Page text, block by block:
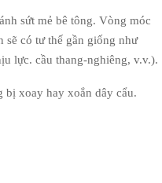
sứt mẻ bê tông. Vòng móc
có tư thế gần giống như
lực. cầu thang-nghiêng, v.v.).
bị xoay hay xoắn dây cẩu.